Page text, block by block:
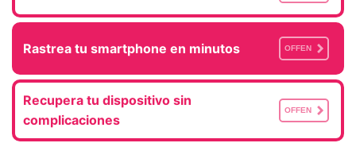
Rastrea tu smartphone en minutos OFFEN
Recupera tu dispositivo sin
complicaciones
OFFEN